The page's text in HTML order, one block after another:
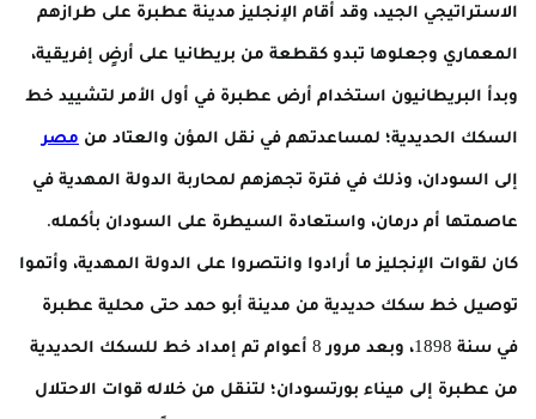
الاستراتيجي الجيد، وقد أقام الإنجليز مدينة عطبرة على طرازهم
المعماري وجعلوها تبدو كقطعة من بريطانيا على أرضٍ إفريقية،
وبدأ البريطانيون استخدام أرض عطبرة في أول الأمر لتشييد خط
السكك الحديدية؛ لمساعدتهم في نقل المؤن والعتاد من مصر
إلى السودان، وذلك في فترة تجهزهم لمحاربة الدولة المهدية في
عاصمتها أم درمان، واستعادة السيطرة على السودان بأكمله.
كان لقوات الإنجليز ما أرادوا وانتصروا على الدولة المهدية، وأتموا
توصيل خط سكك حديدية من مدينة أبو حمد حتى محلية عطبرة
في سنة 1898، وبعد مرور 8 أعوام تم إمداد خط للسكك الحديدية
من عطبرة إلى ميناء بورتسودان؛ لتنقل من خلاله قوات الاحتلال